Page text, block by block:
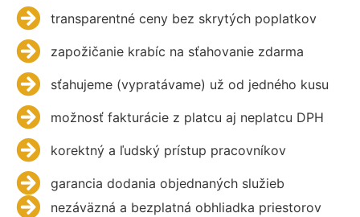
transparentné ceny bez skrytých poplatkov
zapožičanie krabíc na sťahovanie zdarma
sťahujeme (vypratávame) už od jedného kusu
možnosť fakturácie z platcu aj neplatcu DPH
korektný a ľudský prístup pracovníkov
garancia dodania objednaných služieb
nezáväzná a bezplatná obhliadka priestorov